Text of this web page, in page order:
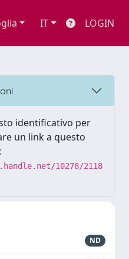
IT LOGIN
identificativo per
un link a questo
10278/2118
ND